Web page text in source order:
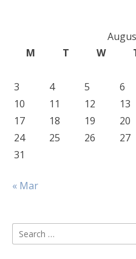
M
T W
3
4 5 6
10
11 12 13
17
18 19 20
24
25 26 27
31
« Mar
Search
for: